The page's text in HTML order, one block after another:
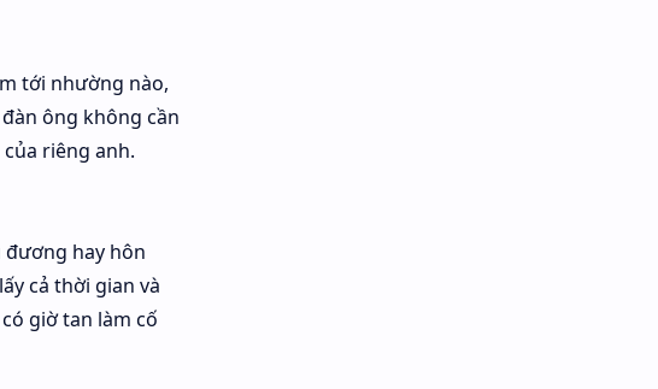
tới nhường nào,
ông không cần
riêng anh.
đương hay hôn
cả thời gian và
giờ tan làm cố